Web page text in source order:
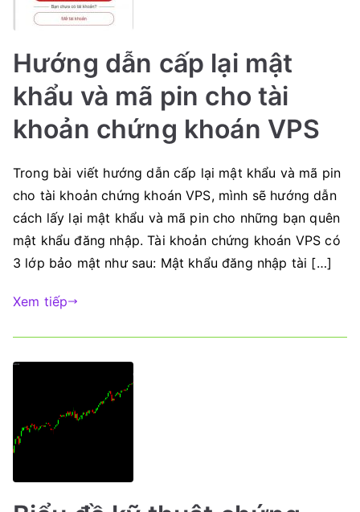
Hướng dẫn cấp lại mật
khẩu và mã pin cho tài
khoản chứng khoán VPS
Trong bài viết hướng dẫn cấp lại mật khẩu và mã pin
cho tài khoản chứng khoán VPS, mình sẽ hướng dẫn
cách lấy lại mật khẩu và mã pin cho những bạn quên
mật khẩu đăng nhập. Tài khoản chứng khoán VPS có
3 lớp bảo mật như sau: Mật khẩu đăng nhập tài […]
Xem tiếp